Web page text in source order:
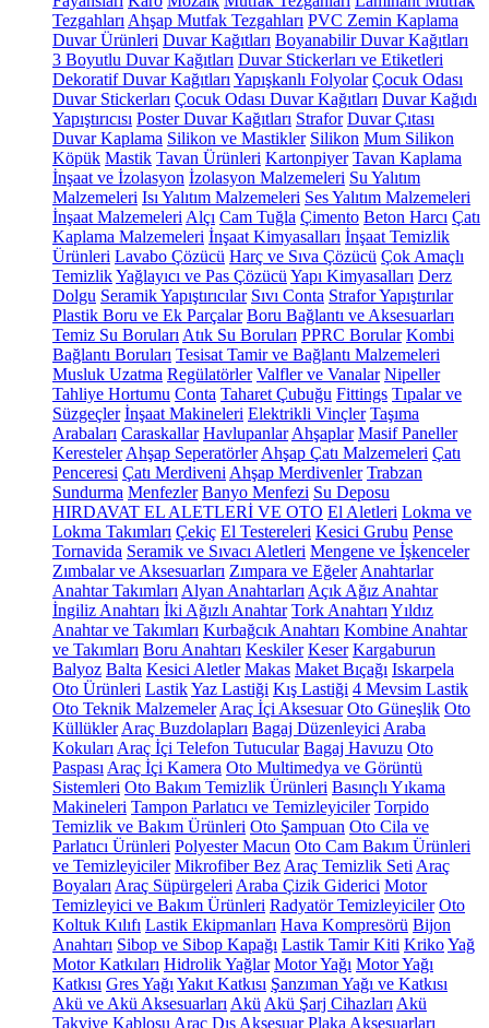
Tezgahları Ahşap Mutfak Tezgahları PVC Zemin Kaplama
Duvar Ürünleri Duvar Kağıtları Boyanabilir Duvar Kağıtları
3 Boyutlu Duvar Kağıtları Duvar Stickerları ve Etiketleri
Dekoratif Duvar Kağıtları Yapışkanlı Folyolar Çocuk Odası
Duvar Stickerları Çocuk Odası Duvar Kağıtları Duvar Kağıdı
Yapıştırıcısı Poster Duvar Kağıtları Strafor Duvar Çıtası
Duvar Kaplama Silikon ve Mastikler Silikon Mum Silikon
Köpük Mastik Tavan Ürünleri Kartonpiyer Tavan Kaplama
İnşaat ve İzolasyon İzolasyon Malzemeleri Su Yalıtım
Malzemeleri Isı Yalıtım Malzemeleri Ses Yalıtım Malzemeleri
İnşaat Malzemeleri Alçı Cam Tuğla Çimento Beton Harcı Çatı
Kaplama Malzemeleri İnşaat Kimyasalları İnşaat Temizlik
Ürünleri Lavabo Çözücü Harç ve Sıva Çözücü Çok Amaçlı
TemizlikYağlayıcı ve Pas Çözücü Yapı Kimyasalları Derz
Dolgu Seramik Yapıştırıcılar Sıvı Conta Strafor Yapıştırılar
Plastik Boru ve Ek Parçalar Boru Bağlantı ve Aksesuarları
Temiz Su Boruları Atık Su Boruları PPRC Borular Kombi
Bağlantı Boruları Tesisat Tamir ve Bağlantı Malzemeleri
Musluk Uzatma Regülatörler Valfler ve Vanalar Nipeller
Tahliye Hortumu Conta Taharet Çubuğu Fittings Tıpalar ve
Süzgeçler İnşaat Makineleri Elektrikli Vinçler Taşıma
Arabaları Caraskallar Havlupanlar Ahşaplar Masif Paneller
Keresteler Ahşap Seperatörler Ahşap Çatı Malzemeleri Çatı
Penceresi Çatı Merdiveni Ahşap Merdivenler Trabzan
Sundurma Menfezler Banyo Menfezi Su Deposu
HIRDAVAT EL ALETLERİ VE OTO El Aletleri Lokma ve
Lokma Takımları Çekiç El Testereleri Kesici Grubu Pense
Tornavida Seramik ve Sıvacı Aletleri Mengene ve İşkenceler
Zımbalar ve Aksesuarları Zımpara ve Eğeler Anahtarlar
Anahtar Takımları Alyan Anahtarları Açık Ağız Anahtar
İngiliz Anahtarı İki Ağızlı Anahtar Tork Anahtarı Yıldız
Anahtar ve Takımları Kurbağcık Anahtarı Kombine Anahtar
ve Takımları Boru Anahtarı Keskiler Keser Kargaburun
Balyoz Balta Kesici Aletler Makas Maket Bıçağı Iskarpela
Oto Ürünleri LastikYaz Lastiği Kış Lastiği 4 Mevsim Lastik
Oto Teknik Malzemeler Araç İçi Aksesuar Oto Güneşlik Oto
Küllükler Araç Buzdolapları Bagaj Düzenleyici Araba
Kokuları Araç İçi Telefon Tutucular Bagaj Havuzu Oto
Paspası Araç İçi Kamera Oto Multimedya ve Görüntü
Sistemleri Oto Bakım Temizlik Ürünleri Basınçlı Yıkama
Makineleri Tampon Parlatıcı ve Temizleyiciler Torpido
Temizlik ve Bakım Ürünleri Oto Şampuan Oto Cila ve
Parlatıcı Ürünleri Polyester Macun Oto Cam Bakım Ürünleri
ve Temizleyiciler Mikrofiber Bez Araç Temizlik Seti Araç
Boyaları Araç Süpürgeleri Araba Çizik Giderici Motor
Temizleyici ve Bakım Ürünleri Radyatör Temizleyiciler Oto
Koltuk Kılıfı Lastik Ekipmanları Hava Kompresörü Bijon
Anahtarı Sibop ve Sibop Kapağı Lastik Tamir Kiti KrikoYağ
Motor Katkıları Hidrolik Yağlar Motor Yağı Motor Yağı
Katkısı Gres Yağı Yakıt Katkısı Şanzıman Yağı ve Katkısı
Akü ve Akü Aksesuarları Akü Akü Şarj Cihazları Akü
Takviye Kablosu Araç Dış Aksesuar Plaka Aksesuarları